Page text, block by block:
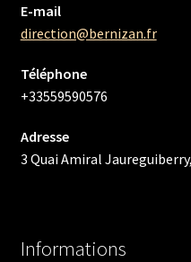
E-mail
direction@bernizan.fr
Téléphone
+33559590576
Adresse
3 Quai Amiral
Informations